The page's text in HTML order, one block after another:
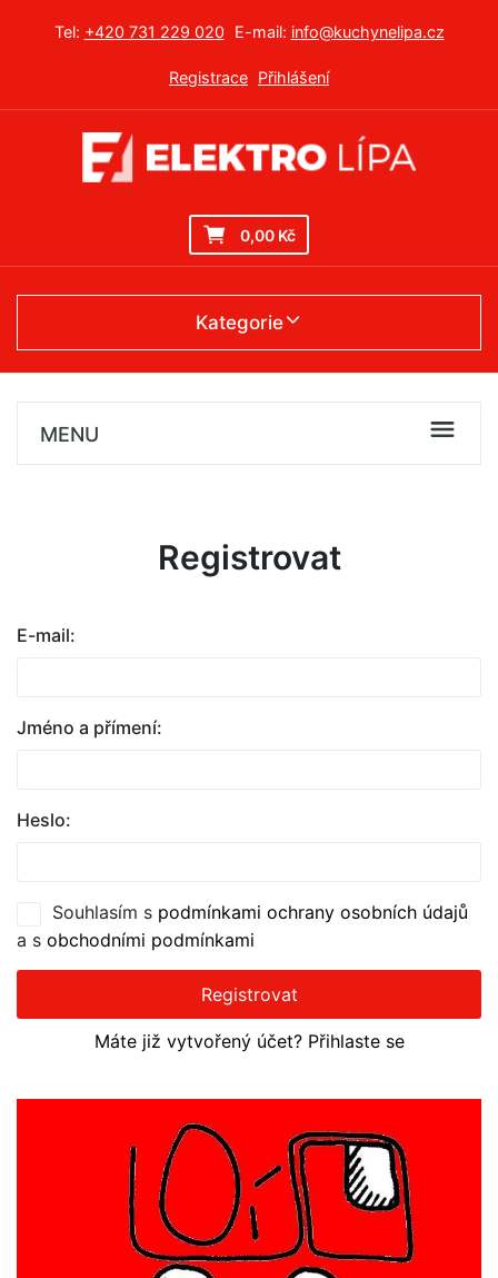
Tel: +420 731 229 020 E-mail: info@kuchynelipa.cz
Registrace Přihlášení
0,00 Kč
Kategorie
MENU
Registrovat
E-mail:
Jméno a přímení:
Heslo:
Souhlasím s podmínkami ochrany osobních údajů
a s obchodními podmínkami
Registrovat
Máte již vytvořený účet? Přihlaste se